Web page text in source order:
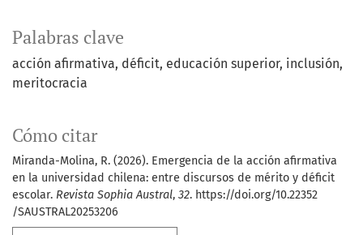
Palabras clave
acción afirmativa déficit educación superior inclusión
meritocracia
Cómo citar
Miranda-Molina, R. (2026). Emergencia de la acción afirmativa
en la universidad chilena: entre discursos de mérito y déficit
escolar. Revista Sophia Austral, 32. https://doi.org/10.22352
/SAUSTRAL20253206